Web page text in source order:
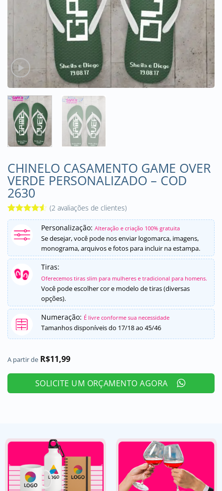
CHINELO CASAMENTO GAME OVER
VERDE PERSONALIZADO – COD
2630
Avaliado
como
de 5, com
baseado
em
2
avaliações
de clientes
(2 avaliações de clientes)
Personalização: Alteração e criação 100% gratuita
Se desejar, você pode nos enviar logomarca, imagens,
monograma, arquivos e fotos para incluir na estampa.
Tiras:
Oferecemos tiras slim para mulheres e tradicional para homens.
Você pode escolher cor e modelo de tiras (diversas
opções).
Numeração: É livre conforme sua necessidade
Tamanhos disponíveis do 17/18 ao 45/46
A partir de R$11,99
SOLICITE UM ORÇAMENTO AGORA